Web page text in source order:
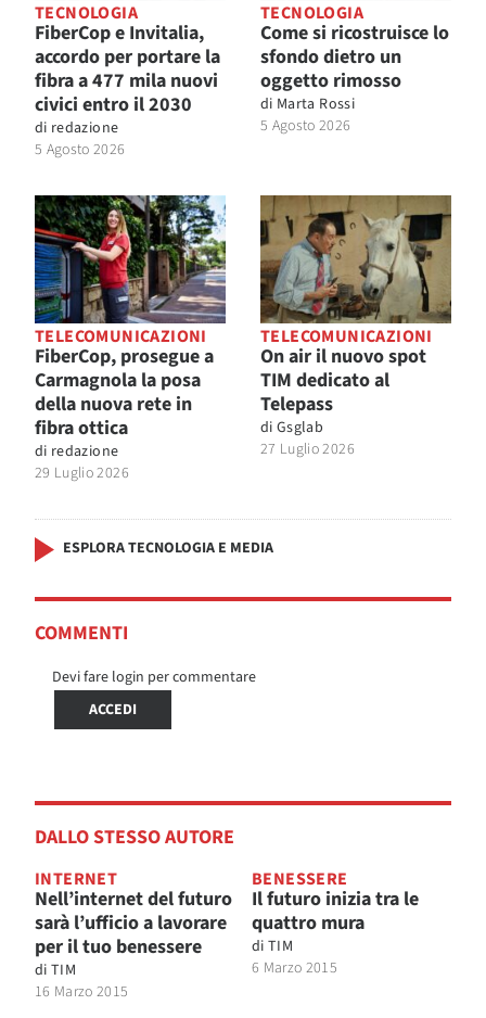
TECNOLOGIA
FiberCop e Invitalia,
accordo per portare la
fibra a 477 mila nuovi
civici entro il 2030
di redazione
5 Agosto 2026
TECNOLOGIA
Come si ricostruisce lo
sfondo dietro un
oggetto rimosso
di Marta Rossi
5 Agosto 2026
TELECOMUNICAZIONI
FiberCop, prosegue a
Carmagnola la posa
della nuova rete in
fibra ottica
di redazione
29 Luglio 2026
TELECOMUNICAZIONI
On air il nuovo spot
TIM dedicato al
Telepass
di Gsglab
27 Luglio 2026
ESPLORA TECNOLOGIA E MEDIA
COMMENTI
Devi fare login per commentare
ACCEDI
DALLO STESSO AUTORE
INTERNET
Nell’internet del futuro
sarà l’ufficio a lavorare
per il tuo benessere
di TIM
16 Marzo 2015
BENESSERE
Il futuro inizia tra le
quattro mura
di TIM
6 Marzo 2015